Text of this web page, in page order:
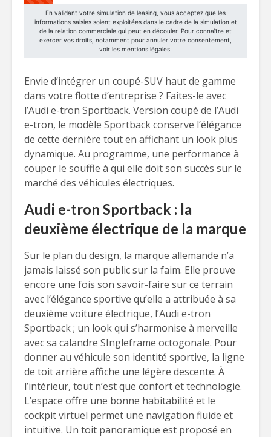
Envie d’intégrer un coupé-SUV haut de gamme
dans votre flotte d’entreprise ? Faites-le avec
l’Audi e-tron Sportback. Version coupé de l’Audi
e-tron, le modèle Sportback conserve l’élégance
de cette dernière tout en affichant un look plus
dynamique. Au programme, une performance à
couper le souffle à qui elle doit son succès sur le
marché des véhicules électriques.
Audi e-tron Sportback : la
deuxième électrique de la marque
Sur le plan du design, la marque allemande n’a
jamais laissé son public sur la faim. Elle prouve
encore une fois son savoir-faire sur ce terrain
avec l’élégance sportive qu’elle a attribuée à sa
deuxième voiture électrique, l’Audi e-tron
Sportback ; un look qui s’harmonise à merveille
avec sa calandre SIngleframe octogonale. Pour
donner au véhicule son identité sportive, la ligne
de toit arrière affiche une légère descente. À
l’intérieur, tout n’est que confort et technologie.
L’espace offre une bonne habitabilité et le
cockpit virtuel permet une navigation fluide et
intuitive. Un toit panoramique est proposé en